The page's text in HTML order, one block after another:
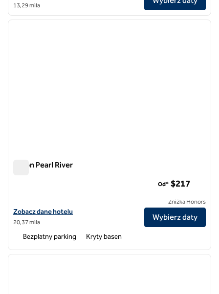
13,29 mila
1/12
1 z 12
Hilton Pearl River
Zobacz szczegóły hotelu Hilton Pearl River
Zobacz dane hotelu
20,37 mila
Od* $217
Zniżka Honors
Wybierz daty
Bezpłatny parking Kryty basen
1 z 12